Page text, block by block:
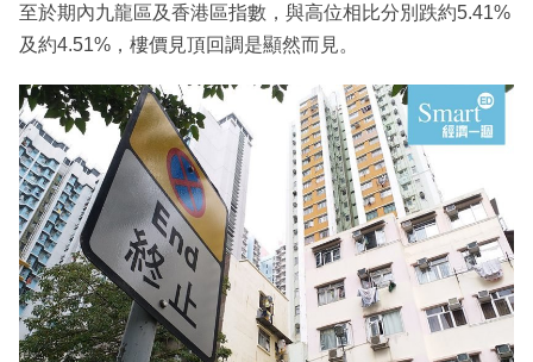
至於期內九龍區及香港區指數，與高位相比分別跌約5.41%
及約4.51%，樓價見頂回調是顯然而見。